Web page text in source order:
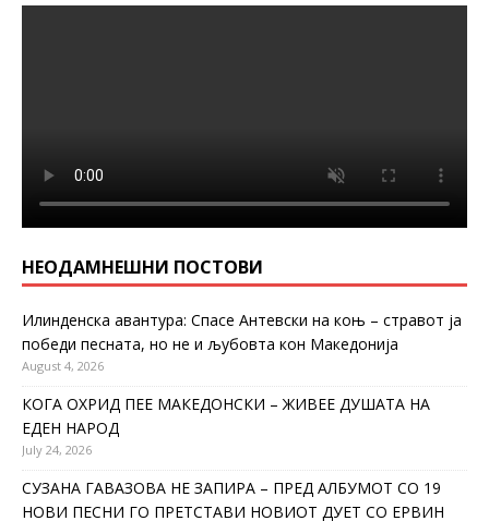
НЕОДАМНЕШНИ ПОСТОВИ
Илинденска авантура: Спасе Антевски на коњ – стравот ја
победи песната, но не и љубовта кон Македонија
August 4, 2026
КОГА ОХРИД ПЕЕ МАКЕДОНСКИ – ЖИВЕЕ ДУШАТА НА
ЕДЕН НАРОД
July 24, 2026
СУЗАНА ГАВАЗОВА НЕ ЗАПИРА – ПРЕД АЛБУМОТ СО 19
НОВИ ПЕСНИ ГО ПРЕТСТАВИ НОВИОТ ДУЕТ СО ЕРВИН